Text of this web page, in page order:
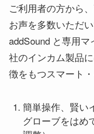
ご利用者の方から
お声を多数いただい
addSound と専用
社のインカム製品
徴をもつスマート
簡単操作、賢い
グローブをはめ